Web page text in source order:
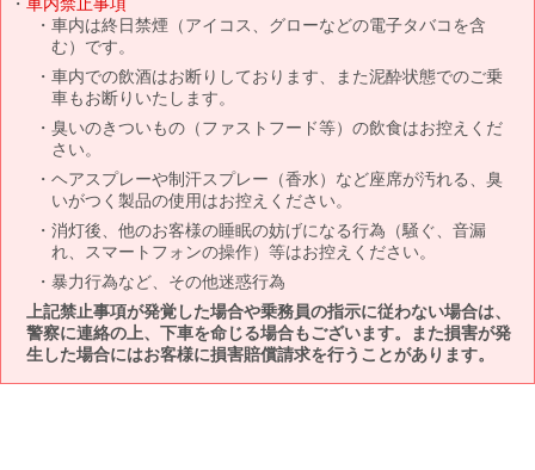
車内は終日禁煙（アイコス、グローなどの電子タバコを含
む）です。
車内での飲酒はお断りしております、また泥酔状態でのご乗
車もお断りいたします。
臭いのきついもの（ファストフード等）の飲食はお控えくだ
さい。
ヘアスプレーや制汗スプレー（香水）など座席が汚れる、臭
いがつく製品の使用はお控えください。
消灯後、他のお客様の睡眠の妨げになる行為（騒ぐ、音漏
れ、スマートフォンの操作）等はお控えください。
暴力行為など、その他迷惑行為
上記禁止事項が発覚した場合や乗務員の指示に従わない場合は、
警察に連絡の上、下車を命じる場合もございます。また損害が発
生した場合にはお客様に損害賠償請求を行うことがあります。